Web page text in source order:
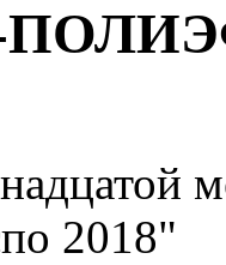
2018"